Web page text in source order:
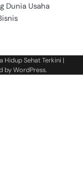
Dunia Usaha
Hidup Sehat Terkini |
byWordPress.